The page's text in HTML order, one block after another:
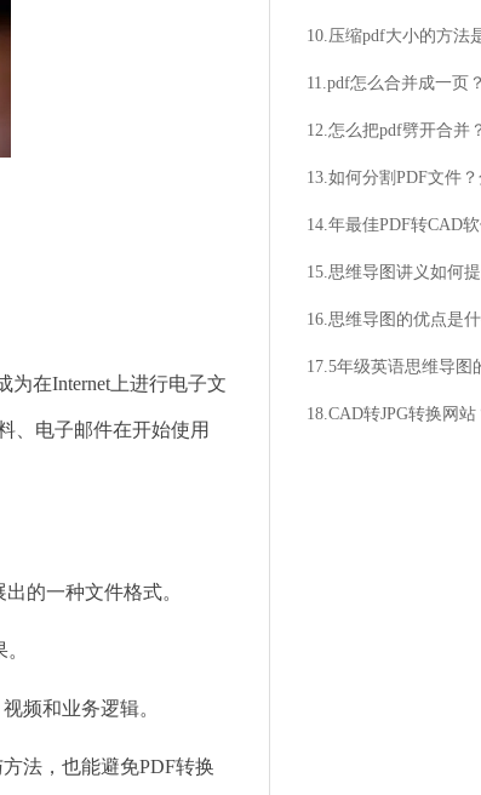
在Internet上进行电子文
、电子邮件在开始使用
的一种文件格式。
频和业务逻辑。
法，也能避免PDF转换